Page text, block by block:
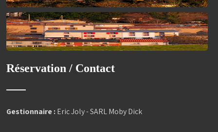
Réservation / Contact
Gestionnaire :Eric Joly - SARL Moby Dick